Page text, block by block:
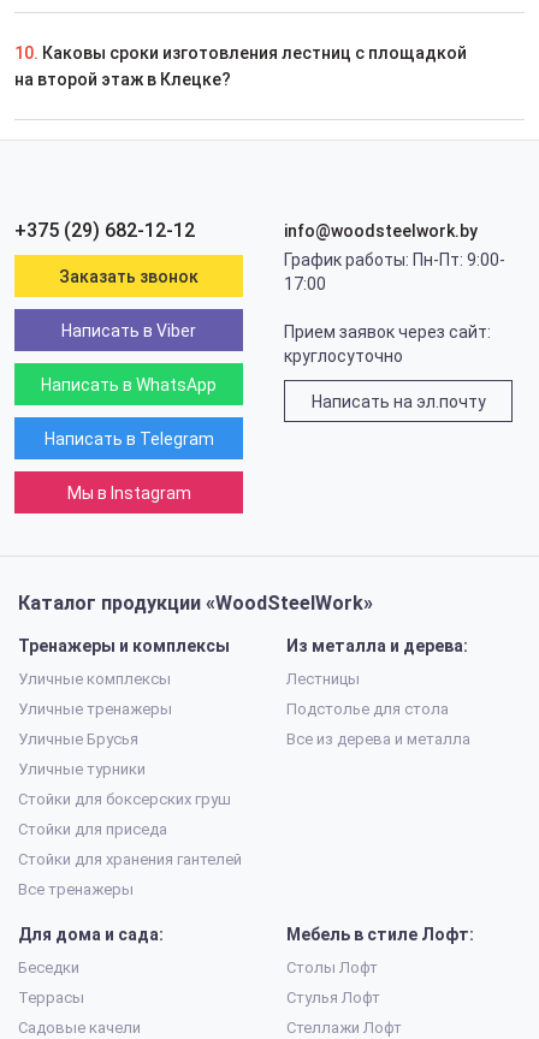
10. Каковы сроки изготовления лестниц с площадкой
на второй этаж в Клецке?
+375 (29) 682-12-12
Заказать звонок
Написать в Viber
Написать в WhatsApp
Написать в Telegram
Мы в Instagram
info@woodsteelwork.by
График работы: Пн-Пт: 9:00-
17:00
Прием заявок через сайт:
круглосуточно
Написать на эл.почту
Каталог продукции «WoodSteelWork»
Тренажеры и комплексы
Уличные комплексы
Уличные тренажеры
Уличные Брусья
Уличные турники
Стойки для боксерских груш
Стойки для приседа
Стойки для хранения гантелей
Все тренажеры
Из металла и дерева:
Лестницы
Подстолье для стола
Все из дерева и металла
Для дома и сада:
Беседки
Террасы
Садовые качели
Мебель в стиле Лофт:
Столы Лофт
Стулья Лофт
Стеллажи Лофт